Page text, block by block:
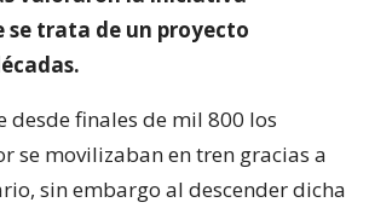
se trata de un proyecto
desde finales de mil 800 los
se movilizaban en tren gracias a
sin embargo al descender dicha